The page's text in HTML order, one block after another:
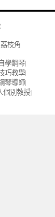
枝角
學鋼琴|
巧教學|
琴導師|
個別教授‎|